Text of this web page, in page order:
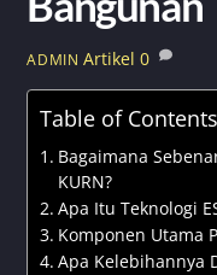
ADMIN Artikel 0
Table of Contents
Bagaimana
KURN?
Apa Itu Teknologi
Komponen Utama
Apa Kelebihannya